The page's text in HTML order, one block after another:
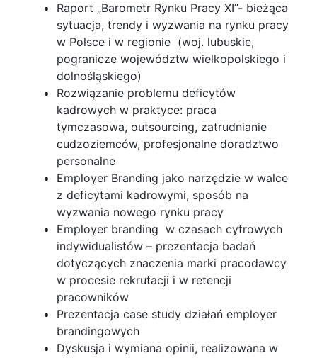
Raport „Barometr Rynku Pracy XI”- bieżąca
sytuacja, trendy i wyzwania na rynku pracy
w Polsce i w regionie (woj. lubuskie,
pogranicze województw wielkopolskiego i
dolnośląskiego)
Rozwiązanie problemu deficytów
kadrowych w praktyce: praca
tymczasowa, outsourcing, zatrudnianie
cudzoziemców, profesjonalne doradztwo
personalne
Employer Branding jako narzędzie w walce
z deficytami kadrowymi, sposób na
wyzwania nowego rynku pracy
Employer branding w czasach cyfrowych
indywidualistów – prezentacja badań
dotyczących znaczenia marki pracodawcy
w procesie rekrutacji i w retencji
pracowników
Prezentacja case study działań employer
brandingowych
Dyskusja i wymiana opinii, realizowana w